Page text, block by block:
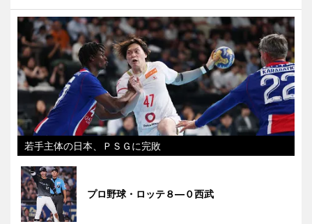
若手主体の日本、ＰＳＧに完敗
プロ野球・ロッテ８―０西武